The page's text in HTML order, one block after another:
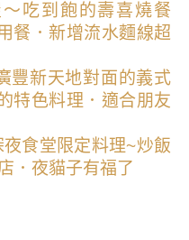
吃到飽的壽喜燒餐
餐．新增流水麵線超
豐新天地對面的義式
特色料理．適合朋友
食堂限定料理~炒飯
．夜貓子有福了